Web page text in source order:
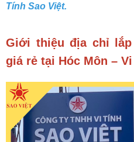
Tính Sao Việt.
Giới thiệu địa chỉ lắp
giá rẻ tại Hóc Môn –